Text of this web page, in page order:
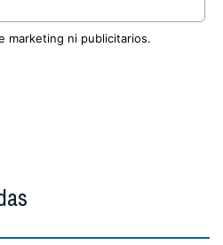
marketing ni publicitarios.